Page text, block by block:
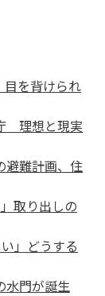
を背けられ
理想と現実
避難計画、住
取り出しの
」どうする
水門が誕生